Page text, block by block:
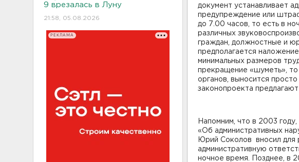
9 врезалась в Луну
21:58, 05.08.2026
РЕКЛАМА
документ устанавливает
предупреждение или
до 7.00 часов, то есть в
различных
граждан, должностные и
предполагается
минимальных размеров
прекращение «шуметь»,
органов, выносится
законопроекта
Напомним, что в 2003
«Об административных
Юрий Соколов вносил для
административную
ночное время. Позднее, в